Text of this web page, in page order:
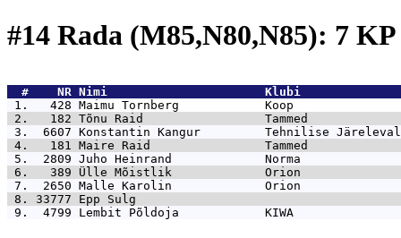
#14 Rada (M85,N80,N85): 7
  #    NR
Nimi                      Klubi
1.   428 Maimu Tornberg            Koop
2.   182 Tõnu Raid                 Tammed
3.  6607 Konstantin Kangur         Tehnilise
4.   181 Maire Raid                Tammed
5.  2809 Juho Heinrand             Norma
6.   389 Ülle Mõistlik             Orion
7.  2650 Malle Karolin             Orion
8. 33777 Epp Sulg
9.  4799 Lembit Põldoja            KIWA